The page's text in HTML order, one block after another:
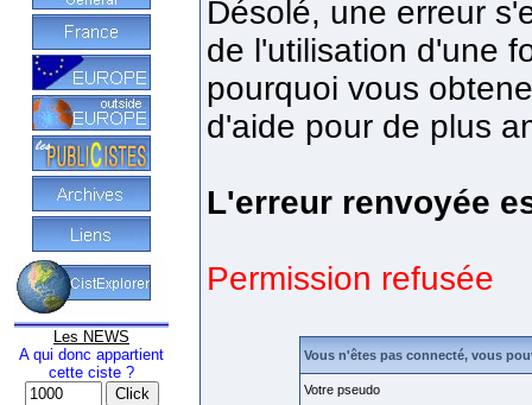
Les NEWS
A qui donc appartient
cette ciste ?
Désolé, une erreur
de l'utilisation d'une
pourquoi vous
d'aide pour de plus
L'erreur renvoyée
Permission refusée
Vous n'êtes pas connecté, vous
Votre pseudo